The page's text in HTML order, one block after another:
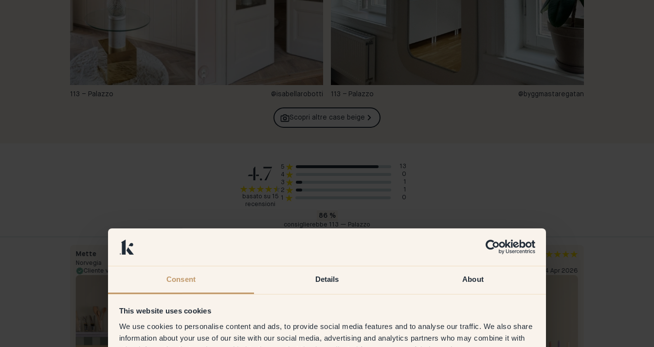
Consent Details About
This website uses cookies
We use cookies to personalise content and ads, to provide social media features and to analyse our traffic. We also share
information about your use of our site with our social media, advertising and analytics partners who may combine it with
113 – Palazzo @isabellarobotti 113 – Palazzo @byggmastaregatan
Scopri altre case beige
4.7
basato su 15
recensioni
5
13
4
0
3
1
2
1
1
0
86%
consiglierebbe 113 — Palazzo
Mette
Norvegia
Cliente verificato
4 Apr 2026